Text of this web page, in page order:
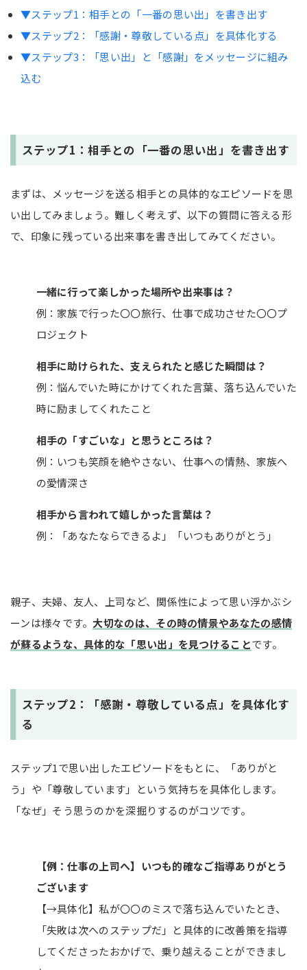
▼ステップ1：相手との「一番の思い出」を書き出す
▼ステップ2：「感謝・尊敬している点」を具体化する
▼ステップ3：「思い出」と「感謝」をメッセージに組み
込む
ステップ1：相手との「一番の思い出」を書き出す
まずは、メッセージを送る相手との具体的なエピソードを思
い出してみましょう。難しく考えず、以下の質問に答える形
で、印象に残っている出来事を書き出してみてください。
一緒に行って楽しかった場所や出来事は？
例：家族で行った〇〇旅行、仕事で成功させた〇〇プ
ロジェクト
相手に助けられた、支えられたと感じた瞬間は？
例：悩んでいた時にかけてくれた言葉、落ち込んでいた
時に励ましてくれたこと
相手の「すごいな」と思うところは？
例：いつも笑顔を絶やさない、仕事への情熱、家族へ
の愛情深さ
相手から言われて嬉しかった言葉は？
例：「あなたならできるよ」「いつもありがとう」
親子、夫婦、友人、上司など、関係性によって思い浮かぶシ
ーンは様々です。大切なのは、その時の情景やあなたの感情
が蘇るような、具体的な「思い出」を見つけることです。
ステップ2：「感謝・尊敬している点」を具体化す
る
ステップ1で思い出したエピソードをもとに、「ありがと
う」や「尊敬しています」という気持ちを具体化します。
「なぜ」そう思うのかを深掘りするのがコツです。
【例：仕事の上司へ】いつも的確なご指導ありがとう
ございます
【→具体化】私が〇〇のミスで落ち込んでいたとき、
「失敗は次へのステップだ」と具体的に改善策を指導
してくださったおかげで、乗り越えることができまし